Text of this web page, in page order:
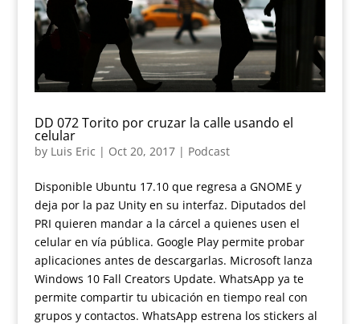
DD 072 Torito por cruzar la calle usando el
celular
by Luis Eric | Oct 20, 2017| Podcast
Disponible Ubuntu 17.10 que regresa a GNOME y
deja por la paz Unity en su interfaz. Diputados del
PRI quieren mandar a la cárcel a quienes usen el
celular en vía pública. Google Play permite probar
aplicaciones antes de descargarlas. Microsoft lanza
Windows 10 Fall Creators Update. WhatsApp ya te
permite compartir tu ubicación en tiempo real con
grupos y contactos. WhatsApp estrena los stickers al